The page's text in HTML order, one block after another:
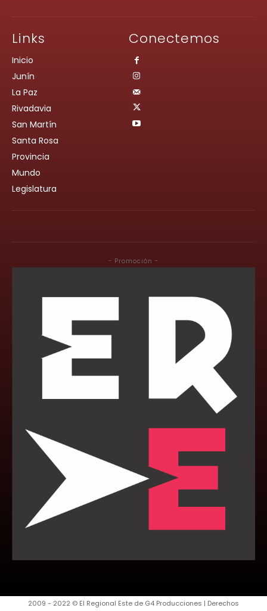
Links
Inicio
Junín
La Paz
Rivadavia
San Martín
Santa Rosa
Provincia
Mundo
Legislatura
Conectemos
- Promoción -
2009 - 2022 © El Regional Este de G4 Producciones | Derechos